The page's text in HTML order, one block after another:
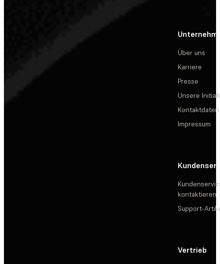
Über uns
Karriere
Presse
Unsere
Kontaktdaten
Impressum
kontaktieren
Support-
Vertrieb